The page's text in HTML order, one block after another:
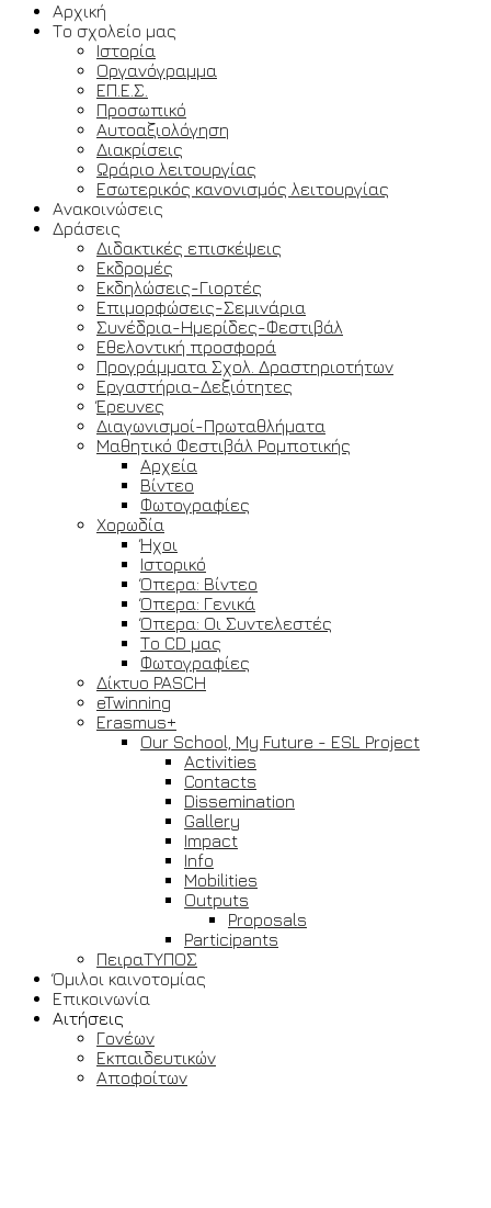
Αρχική
Το σχολείο μας
Ιστορία
Οργανόγραμμα
ΕΠ.Ε.Σ.
Προσωπικό
Αυτοαξιολόγηση
Διακρίσεις
Ωράριο λειτουργίας
Εσωτερικός κανονισμός λειτουργίας
Ανακοινώσεις
Δράσεις
Διδακτικές επισκέψεις
Εκδρομές
Εκδηλώσεις-Γιορτές
Επιμορφώσεις-Σεμινάρια
Συνέδρια-Ημερίδες-Φεστιβάλ
Εθελοντική προσφορά
Προγράμματα Σχολ. Δραστηριοτήτων
Εργαστήρια-Δεξιότητες
Έρευνες
Διαγωνισμοί-Πρωταθλήματα
Μαθητικό Φεστιβάλ Ρομποτικής
Αρχεία
Βίντεο
Φωτογραφίες
Χορωδία
Ήχοι
Ιστορικό
Όπερα: Βίντεο
Όπερα: Γενικά
Όπερα: Οι Συντελεστές
Το CD μας
Φωτογραφίες
Δίκτυο PASCH
eTwinning
Erasmus+
Our School, My Future - ESL Project
Activities
Contacts
Dissemination
Gallery
Impact
Info
Mobilities
Outputs
Proposals
Participants
ΠειραΤΥΠΟΣ
Όμιλοι καινοτομίας
Επικοινωνία
Αιτήσεις
Γονέων
Εκπαιδευτικών
Αποφοίτων